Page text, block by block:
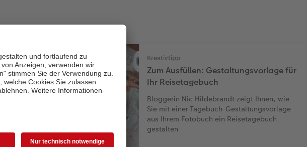
Kreativtipp
Zum Ausfüllen: Gestaltungsvorlage für
Ihr Reisetagebuch
Bloggerin Nic Hildebrandt zeigt Ihnen, wie
Sie mit einer Tagebuch-Gestaltungsvorlage
aus Ihrem Fotobuch ein Reisetagebuch
gestalten